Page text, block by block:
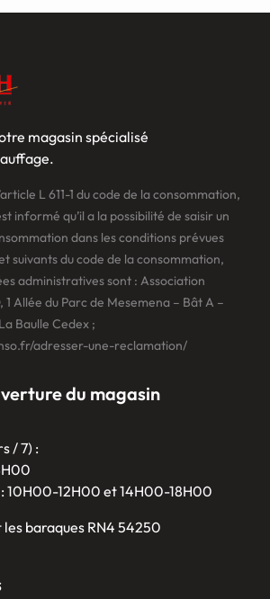
magasin spécialisé
L 611-1 du code de la consommation,
informé qu’il a la possibilité de saisir un
dans les conditions prévues
suivants du code de la consommation,
administratives sont : Association
1 Allée du Parc de Mesemena – Bât A –
Baulle Cedex ;
adresser-une-reclamation/
du magasin
/ 7) :
10H00-12H00 et 14H00-18H00
les baraques RN4 54250